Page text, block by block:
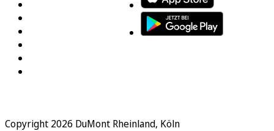
Copyright 2026 DuMont Rheinland, Köln